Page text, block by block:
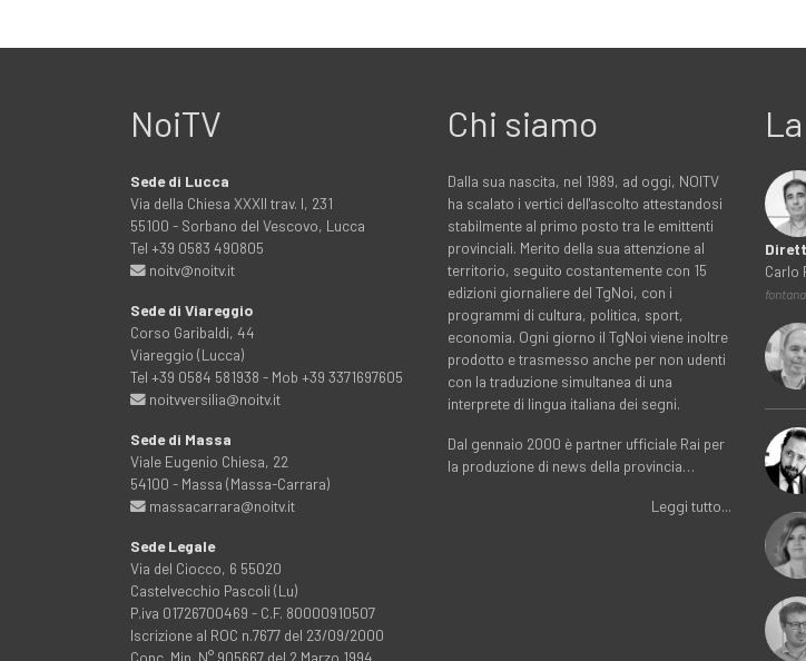
NoiTV
Sede di Lucca
Via della Chiesa XXXII trav. I, 231
55100 - Sorbano del Vescovo, Lucca
Tel +39 0583 490805
noitv@noitv.it
Sede di Viareggio
Corso Garibaldi, 44
Viareggio (Lucca)
Tel +39 0584 581938 - Mob +39 3371697605
noitvversilia@noitv.it
Sede di Massa
Viale Eugenio Chiesa, 22
54100 - Massa (Massa-Carrara)
massacarrara@noitv.it
Sede Legale
Via del Ciocco, 6 55020
Castelvecchio Pascoli (Lu)
P.iva 01726700469 - C.F. 80000910507
Iscrizione al ROC n.7677 del 23/09/2000
Conc. Min. N° 905667 del 2 Marzo 1994
Chi siamo
Dalla sua nascita, nel 1989, ad oggi, NOITV
ha scalato i vertici dell'ascolto attestandosi
stabilmente al primo posto tra le emittenti
provinciali. Merito della sua attenzione al
territorio, seguito costantemente con 15
edizioni giornaliere del TgNoi, con i
programmi di cultura, politica, sport,
economia. Ogni giorno il TgNoi viene inoltre
prodotto e trasmesso anche per non udenti
con la traduzione simultanea di una
interprete di lingua italiana dei segni.
Dal gennaio 2000 è partner ufficiale Rai per
la produzione di news della provincia…
Leggi tutto...
Carlo